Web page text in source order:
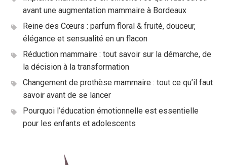
avant une augmentation mammaire à Bordeaux
Reine des Cœurs : parfum floral & fruité, douceur,
élégance et sensualité en un flacon
Réduction mammaire : tout savoir sur la démarche, de
la décision à la transformation
Changement de prothèse mammaire : tout ce qu’il faut
savoir avant de se lancer
Pourquoi l’éducation émotionnelle est essentielle
pour les enfants et adolescents